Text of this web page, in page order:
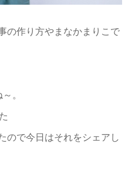
の作り方やまなかまりこで
。
ので今日はそれをシェアし